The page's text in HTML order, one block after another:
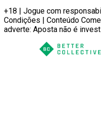
+18 | Jogue com
Condições | Conteúdo
adverte: Aposta não é